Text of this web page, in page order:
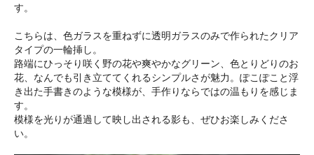
す。
こちらは、色ガラスを重ねずに透明ガラスのみで作られたクリア
タイプの一輪挿し。
路端にひっそり咲く野の花や爽やかなグリーン、色とりどりのお
花、なんでも引き立ててくれるシンプルさが魅力。ぽこぽこと浮
き出た手書きのような模様が、手作りならではの温もりを感じま
す。
模様を光りが通過して映し出される影も、ぜひお楽しみくださ
い。